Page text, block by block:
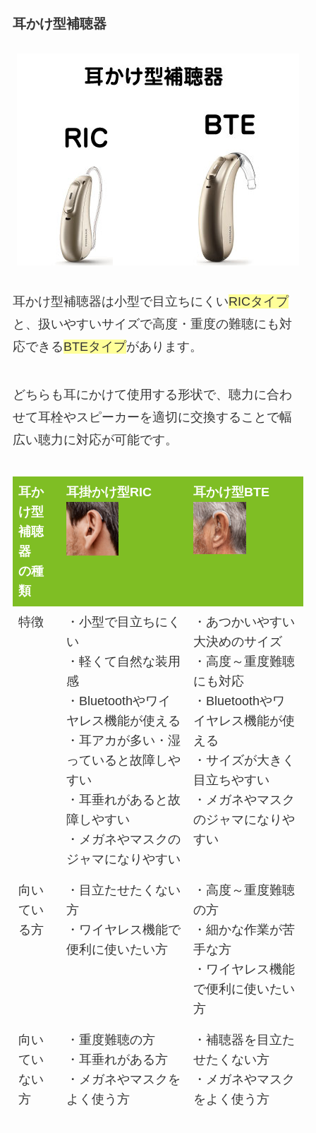
耳かけ型補聴器
耳かけ型補聴器は小型で目立ちにくいRICタイプ
と、扱いやすいサイズで高度・重度の難聴にも対
応できるBTEタイプがあります。
どちらも耳にかけて使用する形状で、聴力に合わ
せて耳栓やスピーカーを適切に交換することで幅
広い聴力に対応が可能です。
耳か
け型
補聴
器
の種
類
耳掛かけ型RIC 耳かけ型BTE
特徴
・小型で目立ちにく
い
・軽くて自然な装用
感
・Bluetoothやワイ
ヤレス機能が使える
・耳アカが多い・湿
っていると故障しや
すい
・耳垂れがあると故
障しやすい
・メガネやマスクの
ジャマになりやすい
・あつかいやすい
大決めのサイズ
・高度～重度難聴
にも対応
・Bluetoothやワ
イヤレス機能が使
える
・サイズが大きく
目立ちやすい
・メガネやマスク
のジャマになりや
すい
向い
てい
る方
・目立たせたくない
方
・ワイヤレス機能で
便利に使いたい方
・高度～重度難聴
の方
・細かな作業が苦
手な方
・ワイヤレス機能
で便利に使いたい
方
向い
てい
ない
方
・重度難聴の方
・耳垂れがある方
・メガネやマスクを
よく使う方
・補聴器を目立た
せたくない方
・メガネやマスク
をよく使う方